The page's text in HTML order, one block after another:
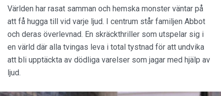
Världen har rasat samman och hemska monster väntar på
att få hugga till vid varje ljud. I centrum står familjen Abbot
och deras överlevnad. En skräckthriller som utspelar sig i
en värld där alla tvingas leva i total tystnad för att undvika
att bli upptäckta av dödliga varelser som jagar med hjälp av
ljud.